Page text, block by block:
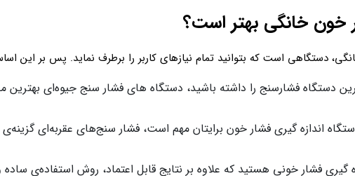
خون خانگی بهتر است؟
دستگاهی است که بتوانید تمام نیازهای کاربر را برطرف نماید. پس بر این
دستگاه فشارسنج را داشته باشید، دستگاه های فشار سنج جیوه‌ای بهترین
اندازه گیری فشار خون برایتان مهم است، فشار سنج‌های عقربه‌ای
گیری فشار خونی هستید که علاوه بر نتایج قابل اعتماد، روش استفاده‌ی ساده